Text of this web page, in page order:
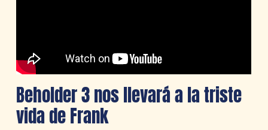
Beholder 3 nos llevará a la triste
vida de Frank